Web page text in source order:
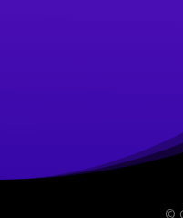
©